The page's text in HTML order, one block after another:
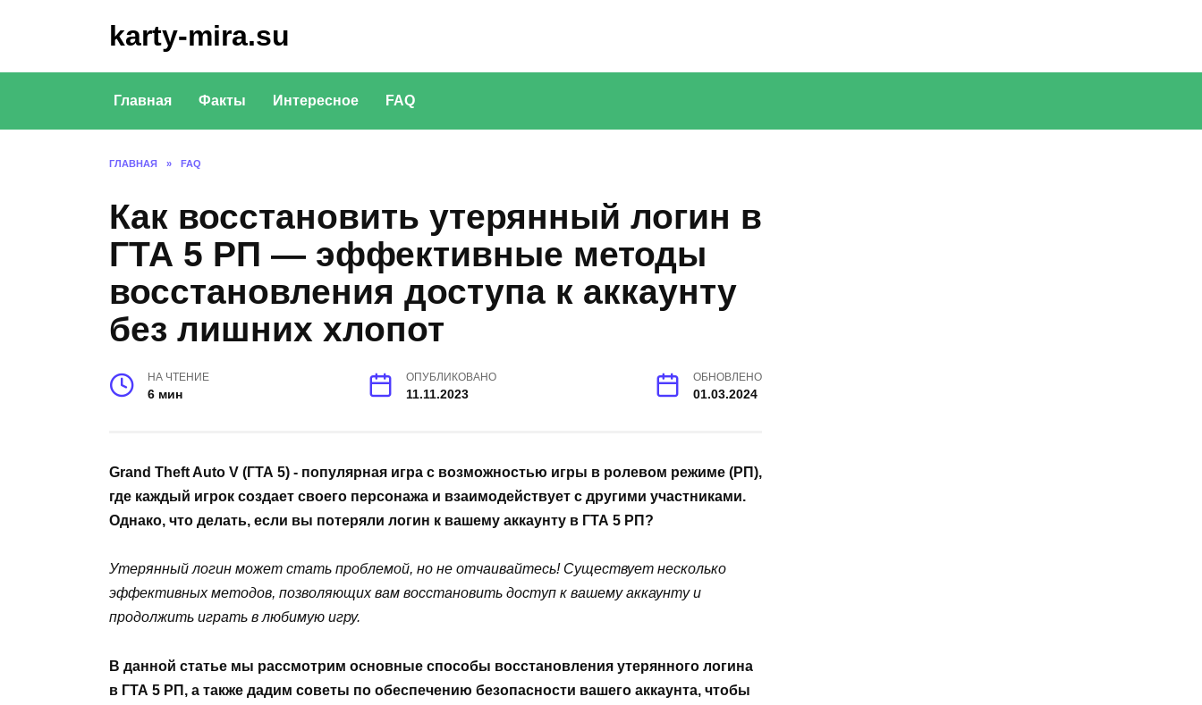
karty-mira.su
Главная Факты Интересное FAQ
ГЛАВНАЯ » FAQ
Как восстановить утерянный логин в
ГТА 5 РП — эффективные методы
восстановления доступа к аккаунту
без лишних хлопот
НА ЧТЕНИЕ
6 мин
ОПУБЛИКОВАНО
11.11.2023
ОБНОВЛЕНО
01.03.2024
Grand Theft Auto V (ГТА 5) - популярная игра с возможностью игры в ролевом режиме (РП),
где каждый игрок создает своего персонажа и взаимодействует с другими участниками.
Однако, что делать, если вы потеряли логин к вашему аккаунту в ГТА 5 РП?
Утерянный логин может стать проблемой, но не отчаивайтесь! Существует несколько
эффективных методов, позволяющих вам восстановить доступ к вашему аккаунту и
продолжить играть в любимую игру.
В данной статье мы рассмотрим основные способы восстановления утерянного логина
в ГТА 5 РП, а также дадим советы по обеспечению безопасности вашего аккаунта, чтобы